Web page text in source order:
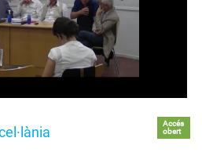
Accés
obert